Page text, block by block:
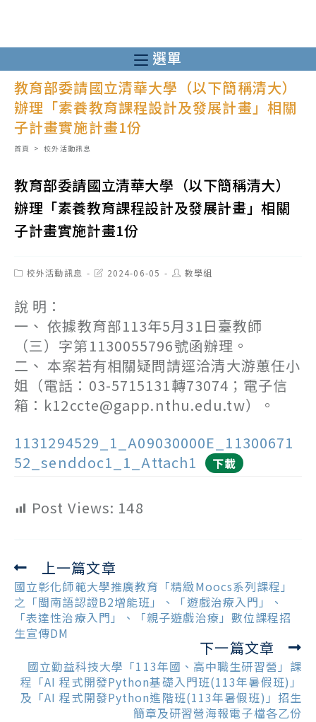
至
主
要
內
容
選單
教育部委請國立清華大學（以下簡稱清大）
辦理「素養教育課程設計及發展計畫」相關
子計畫實施計畫1份
首頁 > 校外活動訊息
教育部委請國立清華大學（以下簡稱清大）
辦理「素養教育課程設計及發展計畫」相關
子計畫實施計畫1份
Post校外活動訊息
Post2024-06-05
Post教學組
說 明：
一、 依據教育部113年5月31日臺教師
（三）字第1130055796號函辦理。
二、 本案若有相關疑問請逕洽清大游蕙任小
姐（電話：03-5715131轉73074；電子信
箱：k12ccte@gapp.nthu.edu.tw）。
1131294529_1_A09030000E_11300671
52_senddoc1_1_Attach1
下載
Post Views: 148
Read
more
articles
上一篇文章
國立彰化師範大學推廣教育「精緻Moocs系列課程」
之「閩南語認證B2增能班」、「遊戲治療入門」、
「表達性治療入門」、「親子遊戲治療」數位課程招
生宣傳DM
下一篇文章
國立勤益科技大學「113年國、高中職生研習營」課
程「AI 程式開發Python基礎入門班(113年暑假班)」
及「AI 程式開發Python進階班(113年暑假班)」招生
簡章及研習營海報電子檔各乙份